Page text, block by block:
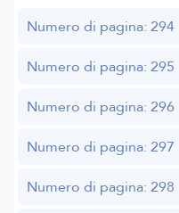
Numero di pagina: 294
Numero di pagina: 295
Numero di pagina: 296
Numero di pagina: 297
Numero di pagina: 298